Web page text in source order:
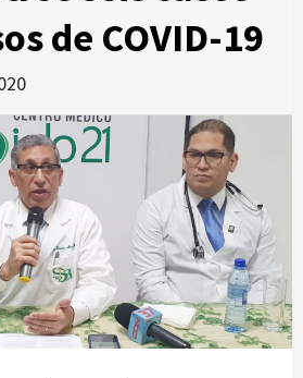
de COVID-19